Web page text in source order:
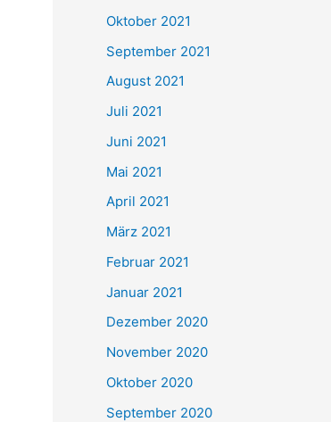
e
n
h
:
Oktober 2021
September 2021
August 2021
Juli 2021
Juni 2021
Mai 2021
April 2021
März 2021
Februar 2021
Januar 2021
Dezember 2020
November 2020
Oktober 2020
September 2020